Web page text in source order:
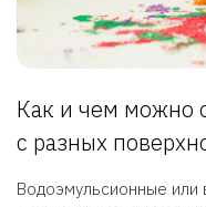
Как и чем можно
с разных
Водоэмульсионные или